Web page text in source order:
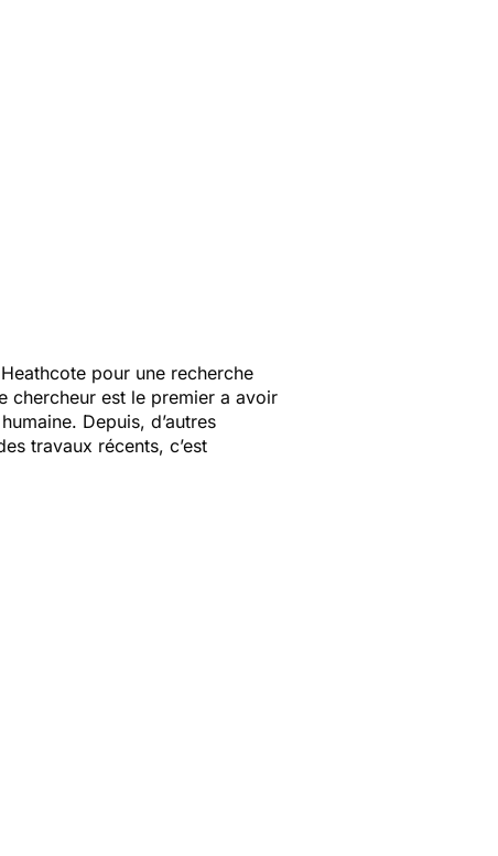
pour une recherche
chercheur est le premier a avoir
Depuis, d’autres
travaux récents, c’est